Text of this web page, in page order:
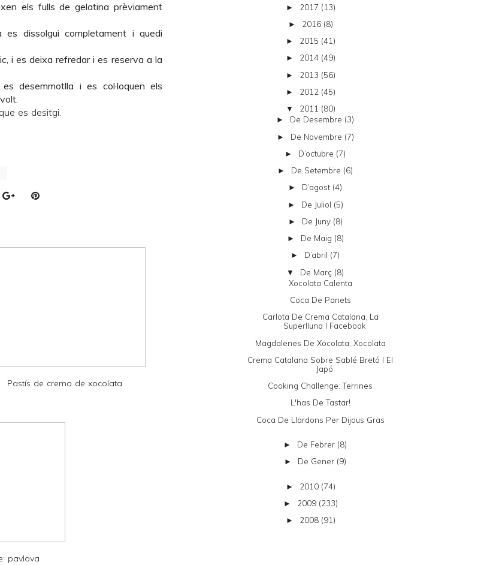
els fulls de gelatina prèviament
dissolgui completament i quedi
i es deixa refredar i es reserva a la
desemmotlla i es col·loquen els
es desitgi.
Pastís de crema de xocolata
pavlova
► 2017 (13)
► 2016 (8)
► 2015 (41)
► 2014 (49)
► 2013 (56)
► 2012 (45)
▼ 2011 (80)
► De Desembre (3)
► De Novembre (7)
► D’octubre (7)
► De Setembre (6)
► D’agost (4)
► De Juliol (5)
► De Juny (8)
► De Maig (8)
► D’abril (7)
▼ De Març (8)
Xocolata Calenta
Coca De Panets
Carlota De Crema Catalana, La
Superlluna I Facebook
Magdalenes De Xocolata, Xocolata
Crema Catalana Sobre Sablé Bretó I El
Japó
Cooking Challenge: Terrines
L'has De Tastar!
Coca De Llardons Per Dijous Gras
► De Febrer (8)
► De Gener (9)
► 2010 (74)
► 2009 (233)
► 2008 (91)